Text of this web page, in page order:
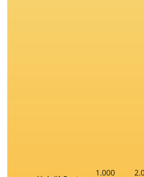
1.000